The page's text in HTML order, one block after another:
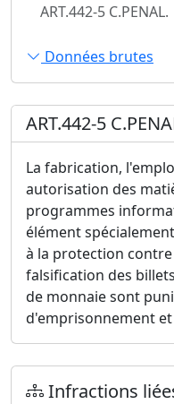
ART.442-5 C.PENAL.
Données brutes
ART.442-5
La fabrication,
autorisation des
programmes
élément
à la protection
falsification des
de monnaie sont
d'emprisonnement et
Infractions